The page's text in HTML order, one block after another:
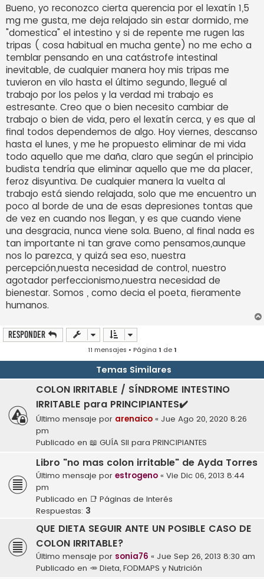
n
s
a
j
e
Bueno, yo reconozco cierta querencia por el lexatín 1,5
mg me gusta, me deja relajado sin estar dormido, me
"domestica" el intestino y si de repente me rugen las
tripas ( cosa habitual en mucha gente) no me echo a
temblar pensando en una catástrofe intestinal
inevitable, de cualquier manera hoy mis tripas me
tuvieron en vilo hasta el último segundo, llegué al
trabajo por los pelos y la verdad mi trabajo es
estresante. Creo que o bien necesito cambiar de
trabajo o bien de vida, pero el lexatín cerca, y es que al
final todos dependemos de algo. Hoy viernes, descanso
hasta el lunes, y me he propuesto eliminar de mi vida
todo aquello que me daña, claro que según el principio
budista tendría que eliminar aquello que me da placer,
feroz disyuntiva. De cualquier manera la vuelta al
trabajo está siendo relajada, solo que me encuentro un
poco al borde de una de esas depresiones tontas que
de vez en cuando nos llegan, y es que cuando viene
una desgracia, nunca viene sola. Bueno, al final nada es
tan importante ni tan grave como pensamos,aunque
nos lo parezca, y quizá sea eso, nuestra
percepción,nuesta necesidad de control, nuestro
agotador perfeccionismo,nuestra necesidad de
bienestar. Somos , como decia el poeta, fieramente
humanos.
Responder
11 mensajes • Página 1 de1
Temas Similares
COLON IRRITABLE / SÍNDROME INTESTINO
IRRITABLE para PRINCIPIANTES✔️
Último mensaje por arenaico « Jue Ago 20, 2020 8:26
pm
Publicado en 📖 GUÍA SII para PRINCIPIANTES
Libro "no mas colon irritable" de Ayda Torres
Último mensaje por estrogeno « Vie Dic 06, 2013 8:44
pm
Publicado en 📑 Páginas de Interés
Respuestas: 3
QUE DIETA SEGUIR ANTE UN POSIBLE CASO DE
COLON IRRITABLE?
Último mensaje por sonia76 « Jue Sep 26, 2013 8:30 am
Publicado en 🥕 Dieta, FODMAPS y Nutrición